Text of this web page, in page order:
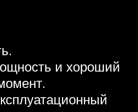
и хороший